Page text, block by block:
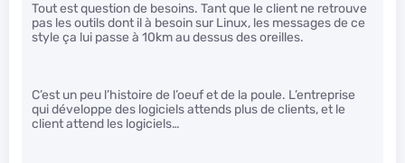
Tout est question de besoins. Tant que le client ne retrouve
pas les outils dont il à besoin sur Linux, les messages de ce
style ça lui passe à 10km au dessus des oreilles.
C’est un peu l’histoire de l’oeuf et de la poule. L’entreprise
qui développe des logiciels attends plus de clients, et le
client attend les logiciels…